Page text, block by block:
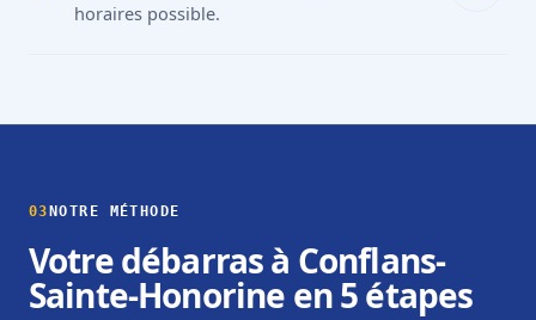
horaires possible.
03 NOTRE MÉTHODE
Votre débarras à Conflans-
Sainte-Honorine en 5 étapes